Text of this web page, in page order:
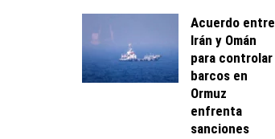
Acuerdo entre
Irán y Omán
para controlar
barcos en
Ormuz
enfrenta
sanciones